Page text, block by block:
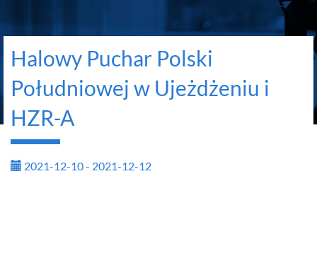
Halowy Puchar Polski
Południowej w Ujeżdżeniu i
HZR-A
2021-12-10 - 2021-12-12